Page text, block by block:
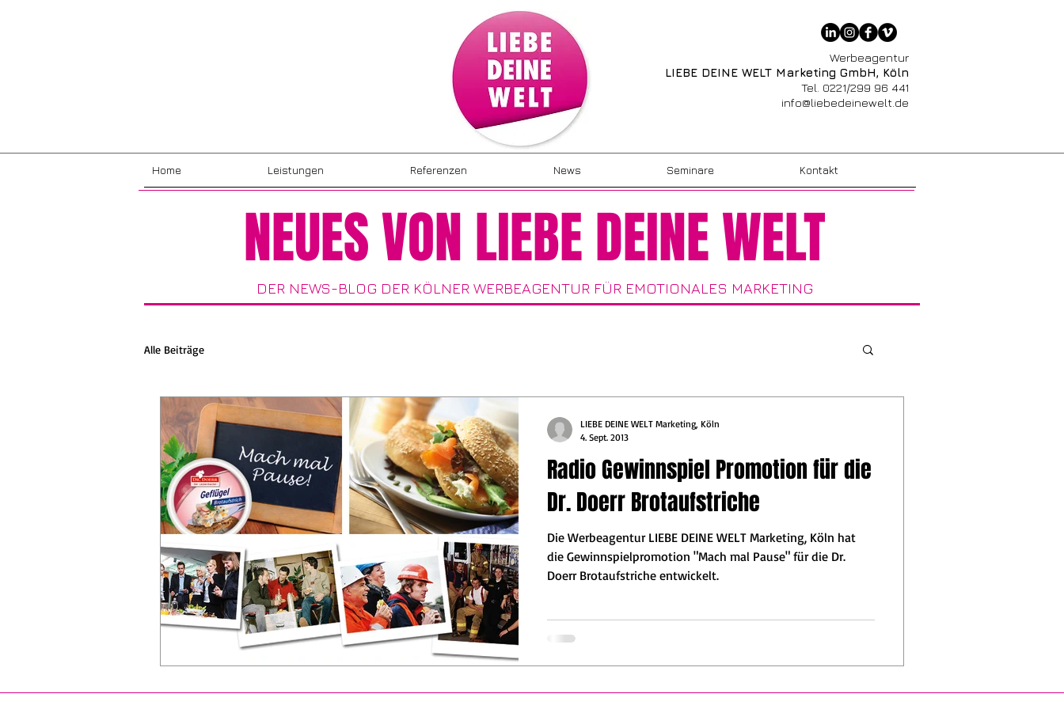
Werbeagentur
LIEBE DEINE WELT Marketing GmbH, Köln
Tel. 0221/299 96 441
info@liebedeinewelt.de
Home Leistungen Referenzen News Seminare Kontakt
NEUES VON LIEBE DEINE WELT
DER NEWS-BLOG DER KÖLNER WERBEAGENTUR FÜR EMOTIONALES MARKETING
Alle Beiträge
Radio Gewinnspiel Promotion für die
Dr. Doerr Brotaufstriche
Die Werbeagentur LIEBE DEINE WELT Marketing, Köln hat
die Gewinnspielpromotion "Mach mal Pause" für die Dr.
Doerr Brotaufstriche entwickelt.
LIEBE DEINE WELT Marketing, Köln
4. Sept. 2013